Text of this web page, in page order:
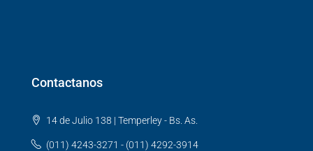
Contactanos
14 de Julio 138 | Temperley - Bs. As.
(011) 4243-3271 - (011) 4292-3914